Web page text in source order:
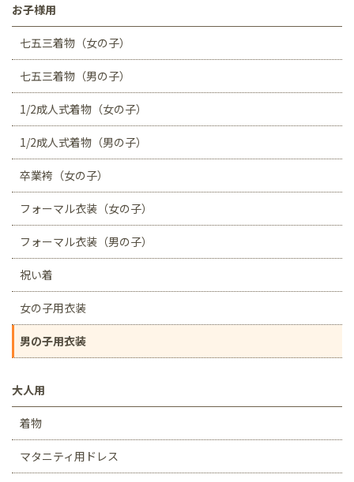
お子様用
七五三着物（女の子）
七五三着物（男の子）
1/2成人式着物（女の子）
1/2成人式着物（男の子）
卒業袴（女の子）
フォーマル衣装（女の子）
フォーマル衣装（男の子）
祝い着
女の子用衣装
男の子用衣装
大人用
着物
マタニティ用ドレス